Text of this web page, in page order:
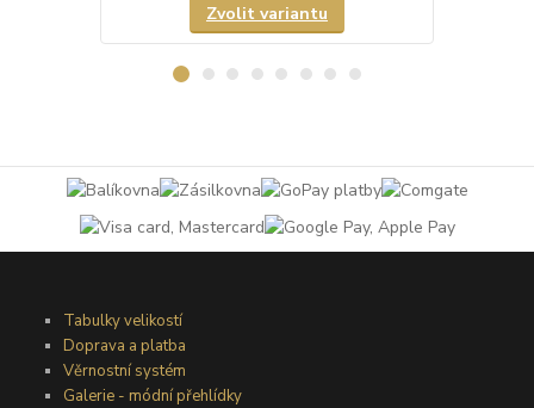
Zvolit variantu
Tabulky velikostí
Doprava a platba
Věrnostní systém
Galerie - módní přehlídky